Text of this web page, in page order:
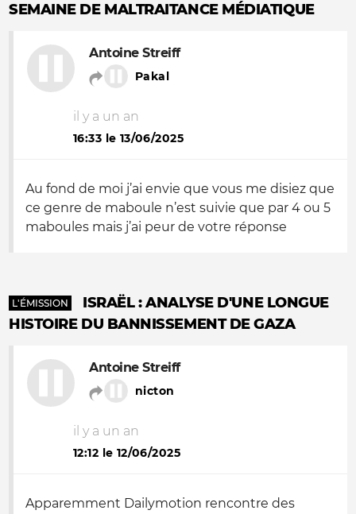
SEMAINE DE MALTRAITANCE MÉDIATIQUE
Antoine Streiff
Pakal
il y a un an
16:33 le 13/06/2025
Au fond de moi j’ai envie que vous me disiez que
ce genre de maboule n’est suivie que par 4 ou 5
maboules mais j’ai peur de votre réponse
L'ÉMISSION
ISRAËL : ANALYSE D'UNE LONGUE
HISTOIRE DU BANNISSEMENT DE GAZA
Antoine Streiff
nicton
il y a un an
12:12 le 12/06/2025
Apparemment Dailymotion rencontre des